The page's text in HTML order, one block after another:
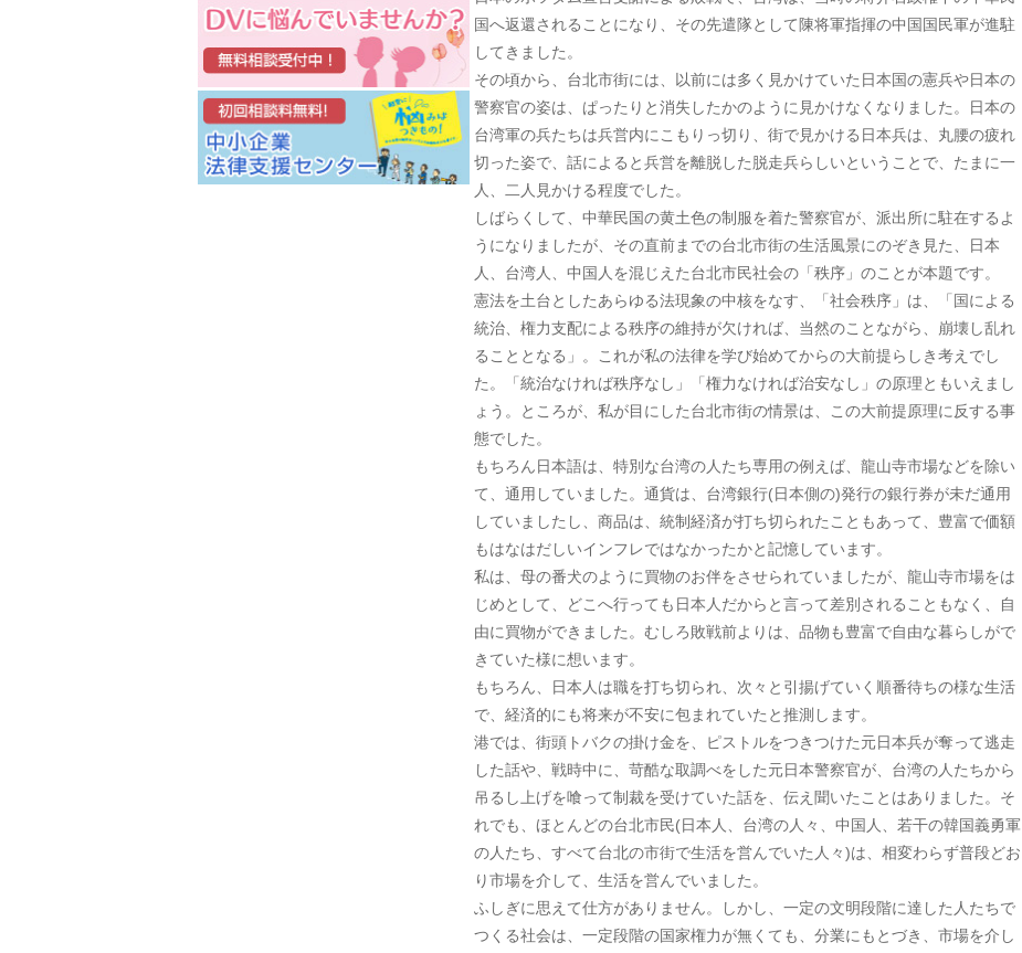
国へ返還されることになり、その先遣隊として陳将軍指揮の中国国民軍が進駐
してきました。
その頃から、台北市街には、以前には多く見かけていた日本国の憲兵や日本の
警察官の姿は、ぱったりと消失したかのように見かけなくなりました。日本の
台湾軍の兵たちは兵営内にこもりっ切り、街で見かける日本兵は、丸腰の疲れ
切った姿で、話によると兵営を離脱した脱走兵らしいということで、たまに一
人、二人見かける程度でした。
しばらくして、中華民国の黄土色の制服を着た警察官が、派出所に駐在するよ
うになりましたが、その直前までの台北市街の生活風景にのぞき見た、日本
人、台湾人、中国人を混じえた台北市民社会の「秩序」のことが本題です。
憲法を土台としたあらゆる法現象の中核をなす、「社会秩序」は、「国による
統治、権力支配による秩序の維持が欠ければ、当然のことながら、崩壊し乱れ
ることとなる」。これが私の法律を学び始めてからの大前提らしき考えでし
た。「統治なければ秩序なし」「権力なければ治安なし」の原理ともいえまし
ょう。ところが、私が目にした台北市街の情景は、この大前提原理に反する事
態でした。
もちろん日本語は、特別な台湾の人たち専用の例えば、龍山寺市場などを除い
て、通用していました。通貨は、台湾銀行(日本側の)発行の銀行券が未だ通用
していましたし、商品は、統制経済が打ち切られたこともあって、豊富で価額
もはなはだしいインフレではなかったかと記憶しています。
私は、母の番犬のように買物のお伴をさせられていましたが、龍山寺市場をは
じめとして、どこへ行っても日本人だからと言って差別されることもなく、自
由に買物ができました。むしろ敗戦前よりは、品物も豊富で自由な暮らしがで
きていた様に想います。
もちろん、日本人は職を打ち切られ、次々と引揚げていく順番待ちの様な生活
で、経済的にも将来が不安に包まれていたと推測します。
港では、街頭トバクの掛け金を、ピストルをつきつけた元日本兵が奪って逃走
した話や、戦時中に、苛酷な取調べをした元日本警察官が、台湾の人たちから
吊るし上げを喰って制裁を受けていた話を、伝え聞いたことはありました。そ
れでも、ほとんどの台北市民(日本人、台湾の人々、中国人、若干の韓国義勇軍
の人たち、すべて台北の市街で生活を営んでいた人々)は、相変わらず普段どお
り市場を介して、生活を営んでいました。
ふしぎに思えて仕方がありません。しかし、一定の文明段階に達した人たちで
つくる社会は、一定段階の国家権力が無くても、分業にもとづき、市場を介し